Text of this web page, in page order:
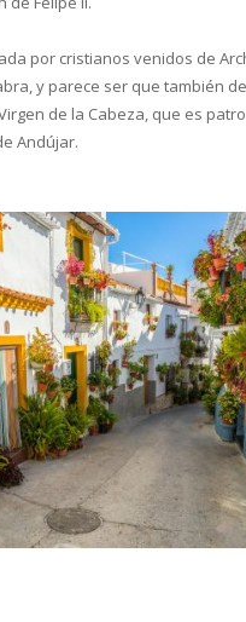
por cristianos venidos de
y parece ser que también
de la Cabeza, que es
Andújar.